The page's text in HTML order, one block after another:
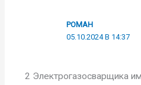
РОМАН
05.10.2024 В 14:37
2 Электрогазосварщика